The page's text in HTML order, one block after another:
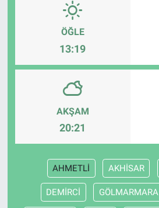
ÖĞLE
13:19
AKŞAM
20:21
AHMETLİ AKHİSAR
DEMİRCİ GÖLMARMARA